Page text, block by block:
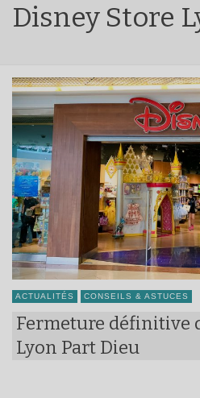
Disney Store
ACTUALITÉS CONSEILS & ASTUCES
Fermeture définitive
Lyon Part Dieu